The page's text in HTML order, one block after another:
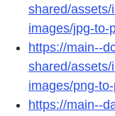
shared/
images/jpg-to-
https://main--
shared/
images/png-
https://main--